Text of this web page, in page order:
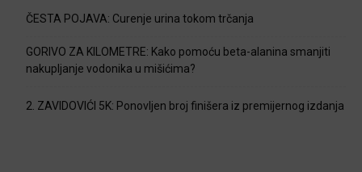
ČESTA POJAVA: Curenje urina tokom trčanja
GORIVO ZA KILOMETRE: Kako pomoću beta-alanina smanjiti
nakupljanje vodonika u mišićima?
2. ZAVIDOVIĆI 5K: Ponovljen broj finišera iz premijernog izdanja